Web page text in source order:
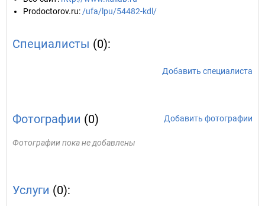
Prodoctorov.ru: /ufa/lpu/54482-kdl/
Специалисты (0):
Добавить специалиста
Фотографии (0) Добавить фотографии
Фотографии пока не добавлены
Услуги (0):